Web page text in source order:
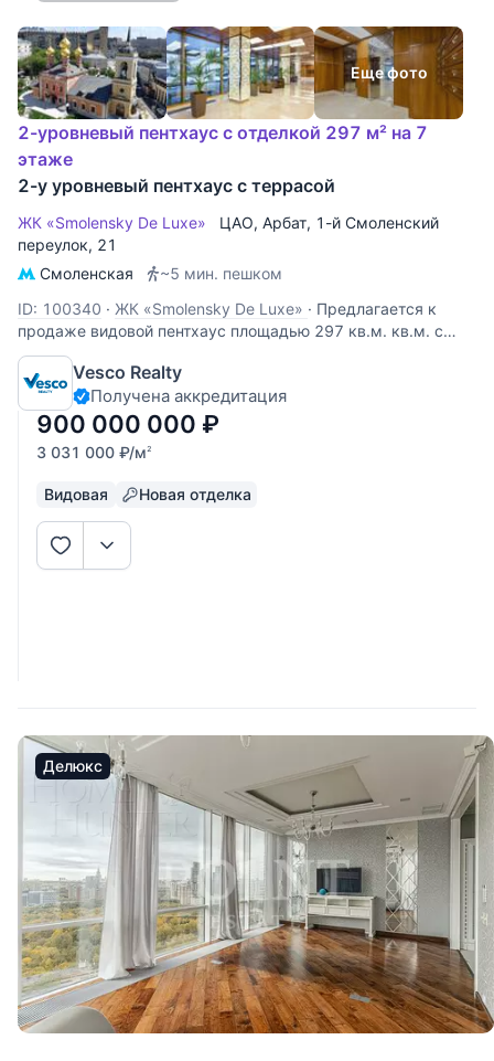
Еще фото
2-уровневый пентхаус с отделкой 297 м² на 7
этаже
2-у уровневый пентхаус с террасой
ЖК «Smolensky De Luxe» ЦАО, Арбат, 1-й Смоленский
переулок, 21
Смоленская
~5 мин. пешком
ID: 100340 · ЖК «Smolensky De Luxe» · Предлагается к
продаже видовой пентхаус площадью 297 кв.м. кв.м. с
террасой 140 кв.м. Абсолютно новая дизайнерская отделка
на финальной стадии. Высота потолка – 4,25 м.
Панорамное остекление. Камин. Планировкой
предусмотрены: 1 уровень - гостиная,
Vesco Realty
Получена аккредитация
900 000 000 ₽
3 031 000 ₽/м2
Видовая Новая отделка
Делюкс